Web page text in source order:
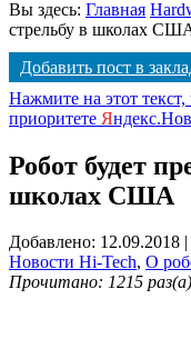
Вы здесь: Главная
стрельбу в школах
Добавить пост в
Нажмите на этот
приоритете Я
Робот будет
школах США
Добавлено: 12.09.2018
Новости Hi-Tech, О
Прочитано: 1215 раз(а)